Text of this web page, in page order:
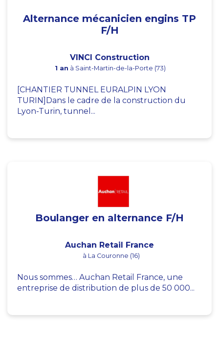
Alternance mécanicien engins TP
F/H
VINCI Construction
1 an à Saint-Martin-de-la-Porte (73)
[CHANTIER TUNNEL EURALPIN LYON
TURIN]Dans le cadre de la construction du
Lyon-Turin, tunnel...
Boulanger en alternance F/H
Auchan Retail France
à La Couronne (16)
Nous sommes… Auchan Retail France, une
entreprise de distribution de plus de 50 000...